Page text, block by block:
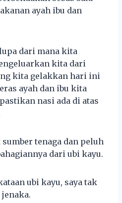
ayah ibu dan
dari mana kita
kita dari
kita gelakkan hari ini
ayah dan ibu kita
nasi ada di atas
tenaga dan peluh
dari ubi kayu.
ubi kayu, saya tak